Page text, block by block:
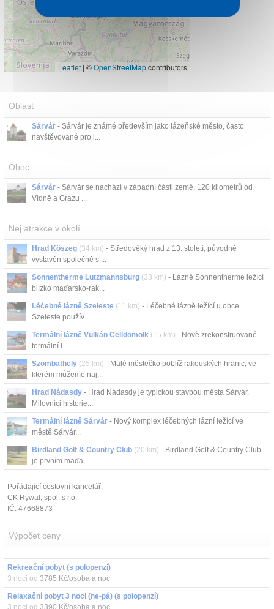
Leaflet | ©OpenStreetMapcontributors
Oblast
Sárvár - Sárvár je známé především jako lázeňské město, často
navštěvované pro l...
Obec
Sárvár - Sárvár se nachází v západní části země, 120 kilometrů od
Vídně a Grazu ...
Nej atrakce v okolí
Hrad Köszeg (34 km) - Středověký hrad z 13. století, původně
vystavěn společně s ...
Sonnentherme Lutzmannsburg (33 km) - Lázně Sonnentherme ležící
blízko maďarsko-rak...
Léčebné lázně Szeleste (11 km) - Léčebné lázně ležící u obce
Szeleste použív...
Termální lázně Vulkán Celldömölk (15 km) - Nově zrekonstruované
termální l...
Szombathely (25 km) - Malé městečko poblíž rakouských hranic, ve
kterém můžeme naj...
Hrad Nádasdy - Hrad Nádasdy je typickou stavbou města Sárvár.
Milovníci historie...
Termální lázně Sárvár - Nový komplex léčebných lázní ležící ve
městě Sárvár...
Birdland Golf & Country Club (20 km) - Birdland Golf & Country Club
je prvním maďa...
Pořádající cestovní kancelář:
CK Rywal, spol. s r.o.
IČ: 47668873
Výpočet ceny
Rekreační pobyt (s polopenzí)
3 noci od 3785 Kč/osoba a noc
Relaxační pobyt 3 noci (ne-pá) (s polopenzí)